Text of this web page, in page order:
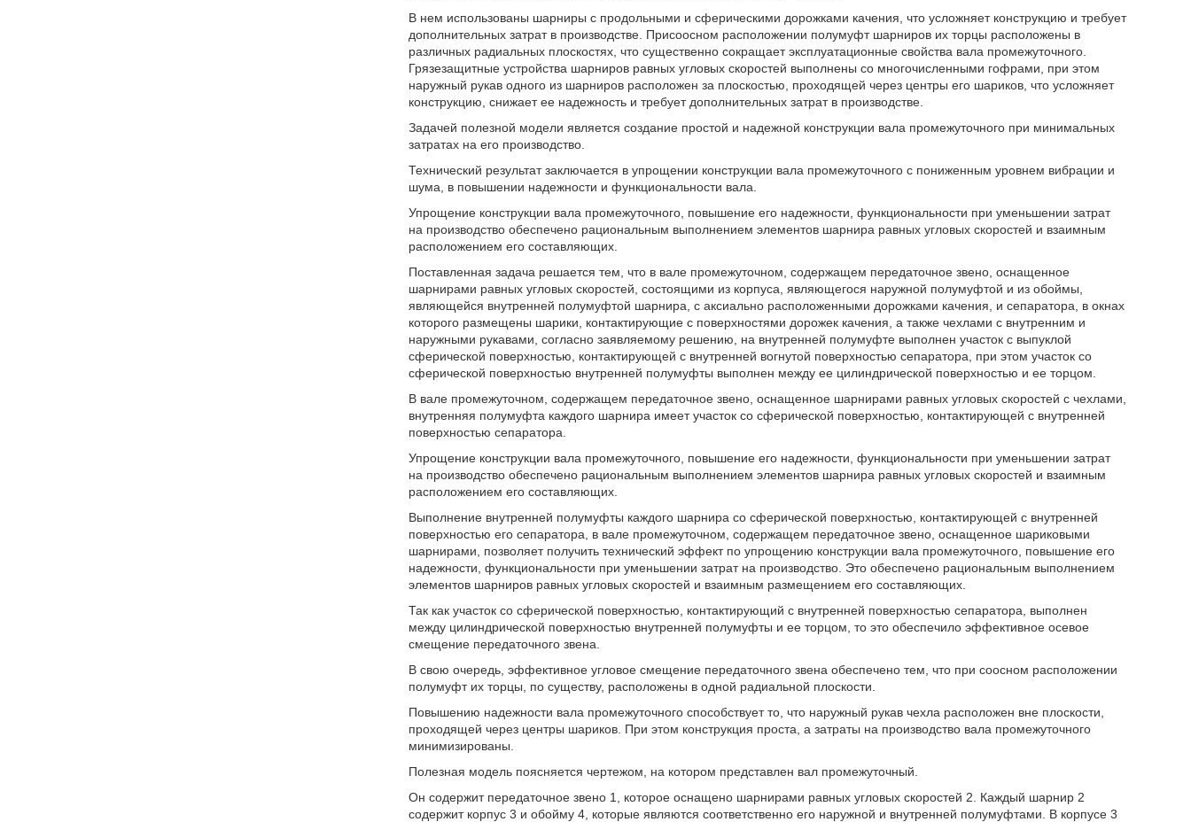
В нем использованы шарниры с продольными и сферическими дорожками качения, что усложняет конструкцию и требует
дополнительных затрат в производстве. Присоосном расположении полумуфт шарниров их торцы расположены в
различных радиальных плоскостях, что существенно сокращает эксплуатационные свойства вала промежуточного.
Грязезащитные устройства шарниров равных угловых скоростей выполнены со многочисленными гофрами, при этом
наружный рукав одного из шарниров расположен за плоскостью, проходящей через центры его шариков, что усложняет
конструкцию, снижает ее надежность и требует дополнительных затрат в производстве.
Задачей полезной модели является создание простой и надежной конструкции вала промежуточного при минимальных
затратах на его производство.
Технический результат заключается в упрощении конструкции вала промежуточного с пониженным уровнем вибрации и
шума, в повышении надежности и функциональности вала.
Упрощение конструкции вала промежуточного, повышение его надежности, функциональности при уменьшении затрат
на производство обеспечено рациональным выполнением элементов шарнира равных угловых скоростей и взаимным
расположением его составляющих.
Поставленная задача решается тем, что в вале промежуточном, содержащем передаточное звено, оснащенное
шарнирами равных угловых скоростей, состоящими из корпуса, являющегося наружной полумуфтой и из обоймы,
являющейся внутренней полумуфтой шарнира, с аксиально расположенными дорожками качения, и сепаратора, в окнах
которого размещены шарики, контактирующие с поверхностями дорожек качения, а также чехлами с внутренним и
наружными рукавами, согласно заявляемому решению, на внутренней полумуфте выполнен участок с выпуклой
сферической поверхностью, контактирующей с внутренней вогнутой поверхностью сепаратора, при этом участок со
сферической поверхностью внутренней полумуфты выполнен между ее цилиндрической поверхностью и ее торцом.
В вале промежуточном, содержащем передаточное звено, оснащенное шарнирами равных угловых скоростей с чехлами,
внутренняя полумуфта каждого шарнира имеет участок со сферической поверхностью, контактирующей с внутренней
поверхностью сепаратора.
Упрощение конструкции вала промежуточного, повышение его надежности, функциональности при уменьшении затрат
на производство обеспечено рациональным выполнением элементов шарнира равных угловых скоростей и взаимным
расположением его составляющих.
Выполнение внутренней полумуфты каждого шарнира со сферической поверхностью, контактирующей с внутренней
поверхностью его сепаратора, в вале промежуточном, содержащем передаточное звено, оснащенное шариковыми
шарнирами, позволяет получить технический эффект по упрощению конструкции вала промежуточного, повышение его
надежности, функциональности при уменьшении затрат на производство. Это обеспечено рациональным выполнением
элементов шарниров равных угловых скоростей и взаимным размещением его составляющих.
Так как участок со сферической поверхностью, контактирующий с внутренней поверхностью сепаратора, выполнен
между цилиндрической поверхностью внутренней полумуфты и ее торцом, то это обеспечило эффективное осевое
смещение передаточного звена.
В свою очередь, эффективное угловое смещение передаточного звена обеспечено тем, что при соосном расположении
полумуфт их торцы, по существу, расположены в одной радиальной плоскости.
Повышению надежности вала промежуточного способствует то, что наружный рукав чехла расположен вне плоскости,
проходящей через центры шариков. При этом конструкция проста, а затраты на производство вала промежуточного
минимизированы.
Полезная модель поясняется чертежом, на котором представлен вал промежуточный.
Он содержит передаточное звено 1, которое оснащено шарнирами равных угловых скоростей 2. Каждый шарнир 2
содержит корпус 3 и обойму 4, которые являются соответственно его наружной и внутренней полумуфтами. В корпусе 3